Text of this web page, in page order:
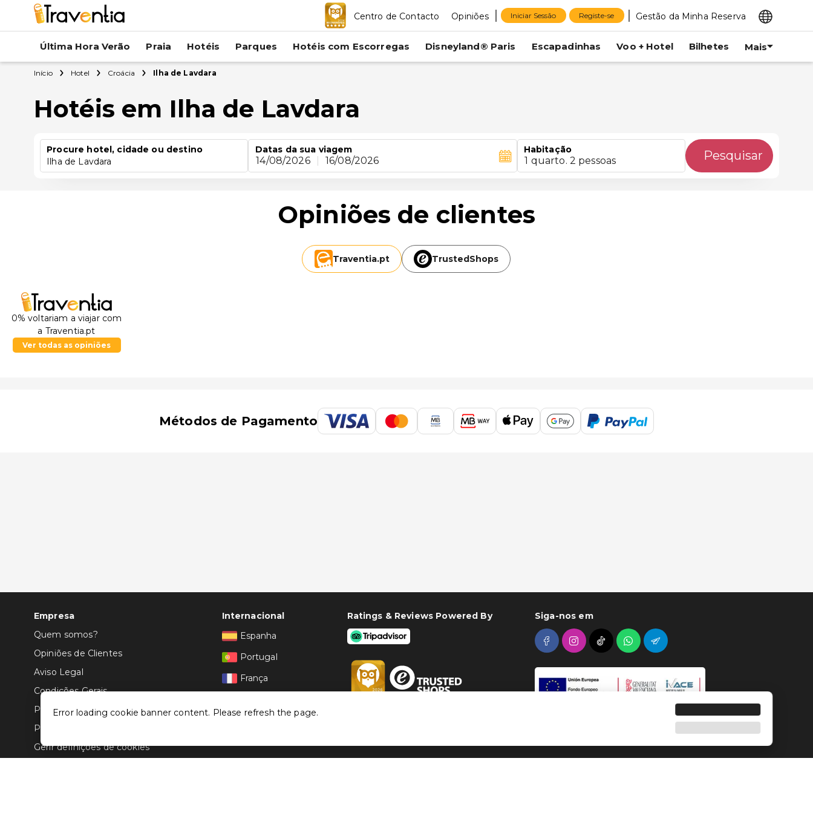
Centro de Contacto Opiniões Iniciar Sessão Registe-se Gestão da Minha Reserva
Última Hora Verão Praia Hotéis Parques Hotéis com Escorregas Disneyland® Paris Escapadinhas Voo + Hotel Bilhetes Mais
Início Hotel Croácia Ilha de Lavdara
Hotéis em Ilha de Lavdara
Procure hotel, cidade ou destino
Ilha de Lavdara
Datas da sua viagem
14/08/2026 16/08/2026
Habitação
1 quarto. 2 pessoas Pesquisar
Opiniões de clientes
Traventia.pt TrustedShops
0% voltariam a viajar com
a Traventia.pt
Ver todas as opiniões
Métodos de Pagamento
Empresa
Quem somos?
Opiniões de Clientes
Aviso Legal
Condições Gerais
Politica de Privacidade
Política de Cookies
Gerir definições de cookies
Internacional
Espanha
Portugal
França
Ratings & Reviews Powered By Siga-nos em
Error loading cookie banner content. Please refresh the page.